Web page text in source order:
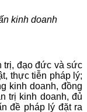
kinh doanh
trị, đạo đức và sức
thực tiễn pháp lý;
kinh doanh, đồng
trị kinh doanh, đủ
đề pháp lý đặt ra